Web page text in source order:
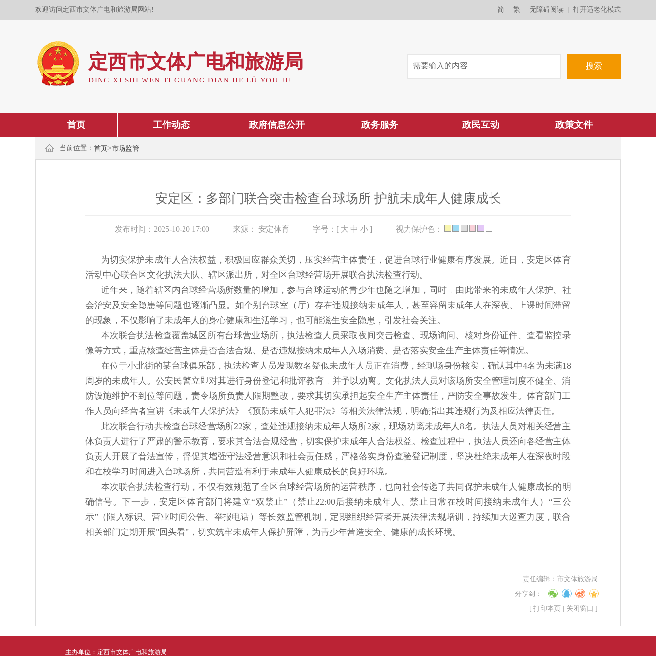
欢迎访问定西市文体广电和旅游局网站! 简 繁 无障碍阅读 打开适老化模式
定西市文体广电和旅游局
DING XI SHI WEN TI GUANG DIAN HE LÜ YOU JU
首页 工作动态 政府信息公开 政务服务 政民互动 政策文件
当前位置： 首页>市场监管
安定区：多部门联合突击检查台球场所 护航未成年人健康成长
发布时间：2025-10-20 17:00 来源： 安定体育 字号：[ 大 中 小 ] 视力保护色：
为切实保护未成年人合法权益，积极回应群众关切，压实经营主体责任，促进台球行业健康有序发展。近日，安定区体育
活动中心联合区文化执法大队、辖区派出所，对全区台球经营场开展联合执法检查行动。
近年来，随着辖区内台球经营场所数量的增加，参与台球运动的青少年也随之增加，同时，由此带来的未成年人保护、社
会治安及安全隐患等问题也逐渐凸显。如个别台球室（厅）存在违规接纳未成年人，甚至容留未成年人在深夜、上课时间滞留
的现象，不仅影响了未成年人的身心健康和生活学习，也可能滋生安全隐患，引发社会关注。
本次联合执法检查覆盖城区所有台球营业场所，执法检查人员采取夜间突击检查、现场询问、核对身份证件、查看监控录
像等方式，重点核查经营主体是否合法合规、是否违规接纳未成年人入场消费、是否落实安全生产主体责任等情况。
在位于小北街的某台球俱乐部，执法检查人员发现数名疑似未成年人员正在消费，经现场身份核实，确认其中4名为未满18
周岁的未成年人。公安民警立即对其进行身份登记和批评教育，并予以劝离。文化执法人员对该场所安全管理制度不健全、消
防设施维护不到位等问题，责令场所负责人限期整改，要求其切实承担起安全生产主体责任，严防安全事故发生。体育部门工
作人员向经营者宣讲《未成年人保护法》《预防未成年人犯罪法》等相关法律法规，明确指出其违规行为及相应法律责任。
此次联合行动共检查台球经营场所22家，查处违规接纳未成年人场所2家，现场劝离未成年人8名。执法人员对相关经营主
体负责人进行了严肃的警示教育，要求其合法合规经营，切实保护未成年人合法权益。检查过程中，执法人员还向各经营主体
负责人开展了普法宣传，督促其增强守法经营意识和社会责任感，严格落实身份查验登记制度，坚决杜绝未成年人在深夜时段
和在校学习时间进入台球场所，共同营造有利于未成年人健康成长的良好环境。
本次联合执法检查行动，不仅有效规范了全区台球经营场所的运营秩序，也向社会传递了共同保护未成年人健康成长的明
确信号。下一步，安定区体育部门将建立“双禁止”（禁止22:00后接纳未成年人、禁止日常在校时间接纳未成年人）“三公
示”（限入标识、营业时间公告、举报电话）等长效监管机制，定期组织经营者开展法律法规培训，持续加大巡查力度，联合
相关部门定期开展"回头看"，切实筑牢未成年人保护屏障，为青少年营造安全、健康的成长环境。
责任编辑： 市文体旅游局
分享到：
[ 打印本页 关闭窗口 ]
主办单位：定西市文体广电和旅游局